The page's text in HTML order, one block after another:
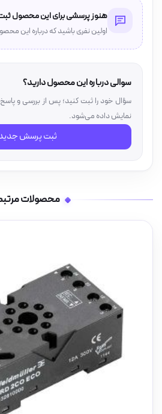
هنوز پرسشی برای این محصول
اولین نفری باشید که درباره این
سوالی درباره این محصول دارید؟
سؤال خود را ثبت کنید؛ پس از بررسی و
نمایش داده می‌شود.
ثبت پرسش
محصولات